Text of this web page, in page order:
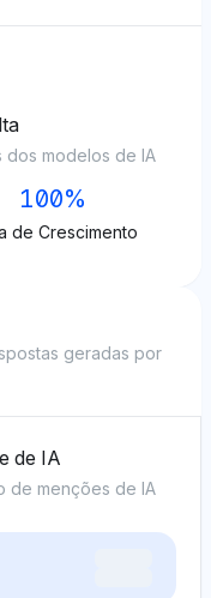
dos modelos de IA
100%
de Crescimento
geradas por
de IA
de menções de IA